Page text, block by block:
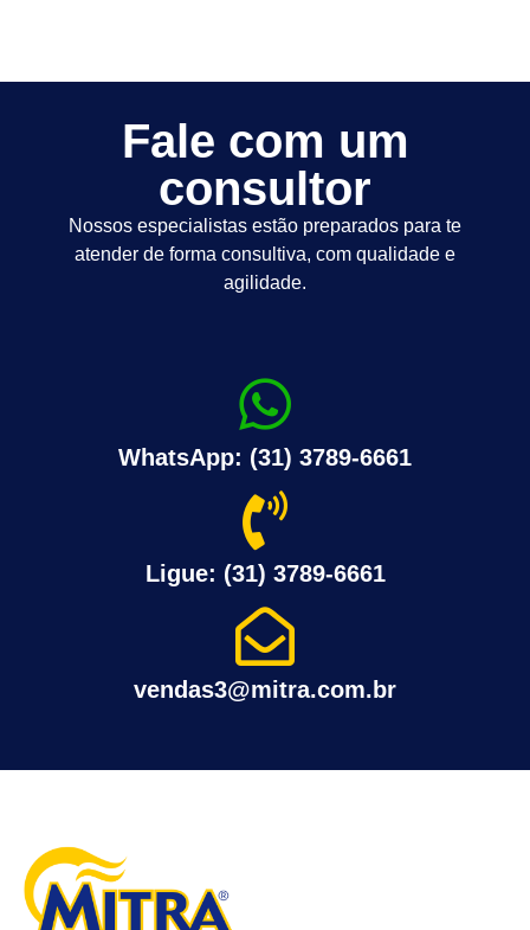
Fale com um
consultor
Nossos especialistas estão preparados para te
atender de forma consultiva, com qualidade e
agilidade.
WhatsApp: (31) 3789-6661
Ligue: (31) 3789-6661
vendas3@mitra.com.br